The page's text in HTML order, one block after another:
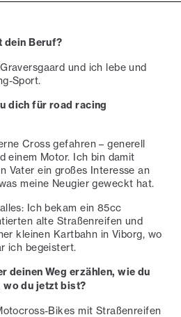
dein Beruf?
und ich lebe und
Sport.
dich für road racing
Cross gefahren – generell
einem Motor. Ich bin damit
Vater ein großes Interesse an
meine Neugier geweckt hat.
Ich bekam ein 85cc
alte Straßenreifen und
kleinen Kartbahn in Viborg, wo
ich begeistert.
deinen Weg erzählen, wie du
wo du jetzt bist?
Bikes mit Straßenreifen